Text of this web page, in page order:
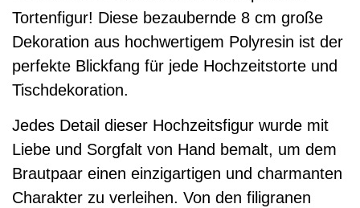
Tortenfigur! Diese bezaubernde 8 cm große
Dekoration aus hochwertigem Polyresin ist der
perfekte Blickfang für jede Hochzeitstorte und
Tischdekoration.
Jedes Detail dieser Hochzeitsfigur wurde mit
Liebe und Sorgfalt von Hand bemalt, um dem
Brautpaar einen einzigartigen und charmanten
Charakter zu verleihen. Von den filigranen